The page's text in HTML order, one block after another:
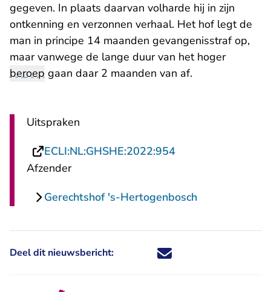
gegeven. In plaats daarvan volharde hij in zijn
ontkenning en verzonnen verhaal. Het hof legt de
man in principe 14 maanden gevangenisstraf op,
maar vanwege de lange duur van het hoger
beroep gaan daar 2 maanden van af.
Uitspraken
ECLI:NL:GHSHE:2022:954- U verlaat
Afzender
Gerechtshof 's-Hertogenbosch
Deel dit nieuwsbericht: Deel dit nieuwsbericht via X -
Deel dit nieuwsbericht via
Deel dit nieuwsbericht
Deel dit